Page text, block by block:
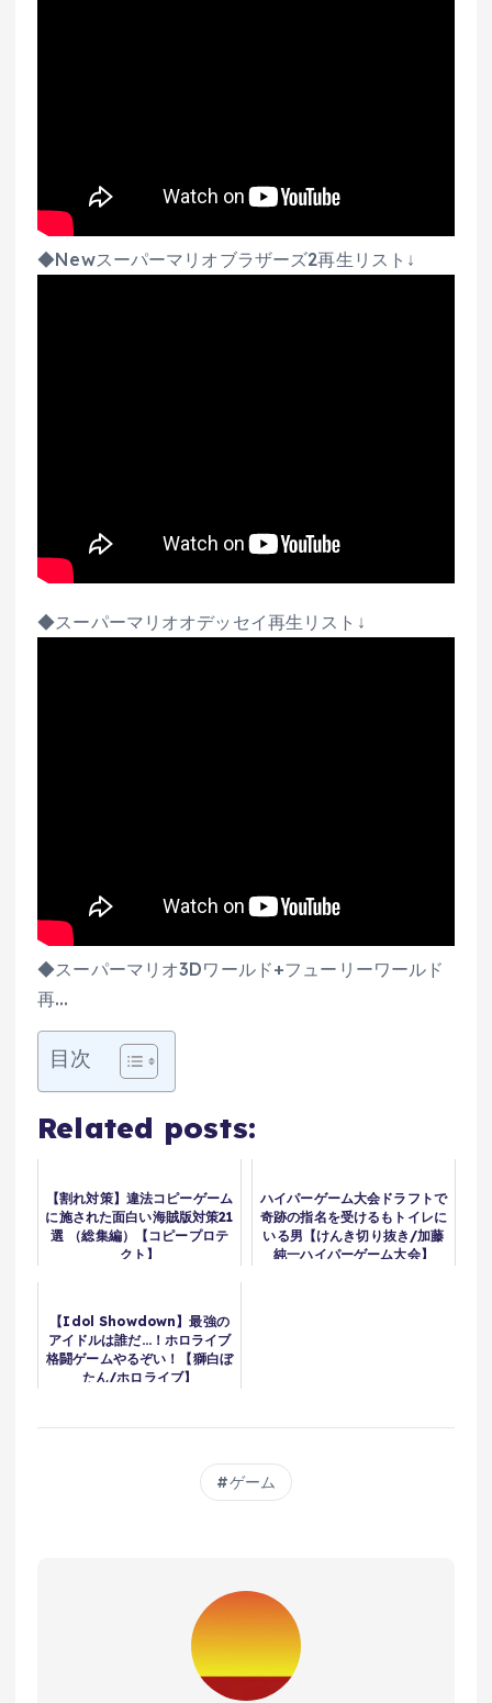
◆Newスーパーマリオブラザーズ2再生リスト↓
◆スーパーマリオオデッセイ再生リスト↓
◆スーパーマリオ3Dワールド+フューリーワールド
再…
目次
Related posts:
【割れ対策】違法コピーゲーム
に施された面白い海賊版対策21
選 （総集編）【コピープロテ
クト】
ハイパーゲーム大会ドラフトで
奇跡の指名を受けるもトイレに
いる男【けんき切り抜き/加藤
純一ハイパーゲーム大会】
【Idol Showdown】最強の
アイドルは誰だ…！ホロライブ
格闘ゲームやるぞい！【獅白ぼ
たん/ホロライブ】
ゲーム